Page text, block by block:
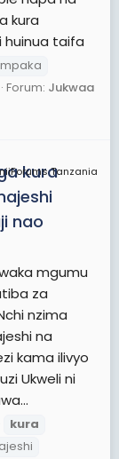
kura
huinua taifa
mpaka
Forum: Jukwaa
Tanzania
kura
nao
mgumu
za
nzima
na
kama ilivyo
Ukweli ni
kura